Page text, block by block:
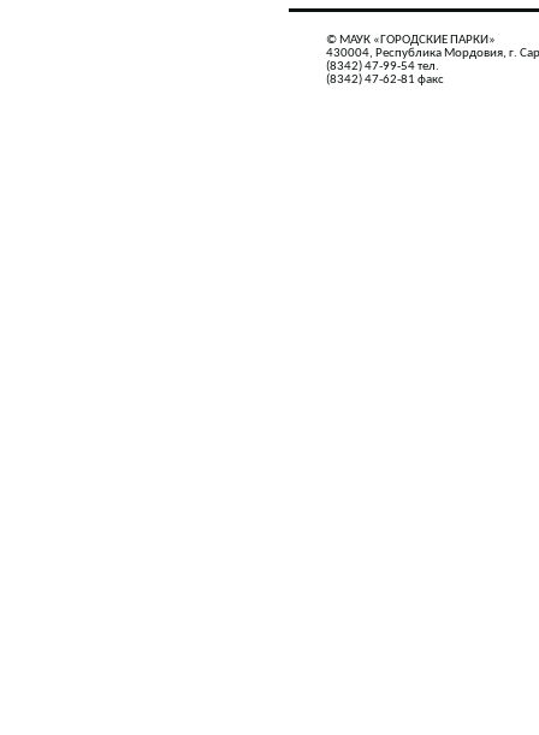
© МАУК «ГОРОДСКИЕ ПАРКИ»
430004, Республика Мордовия, г.
(8342) 47-99-54 тел.
(8342) 47-62-81 факс